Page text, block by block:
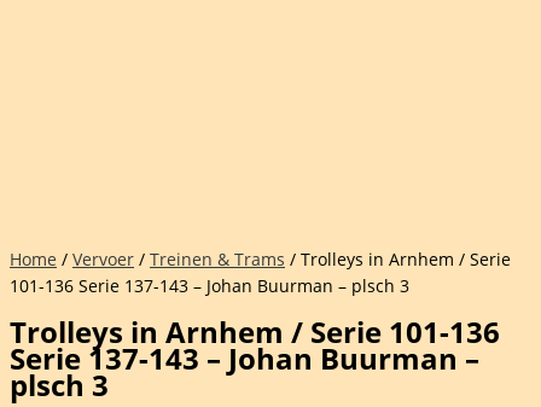
Home / Vervoer / Treinen & Trams / Trolleys in Arnhem / Serie
101-136 Serie 137-143 – Johan Buurman – plsch 3
Trolleys in Arnhem / Serie 101-136
Serie 137-143 – Johan Buurman –
plsch 3